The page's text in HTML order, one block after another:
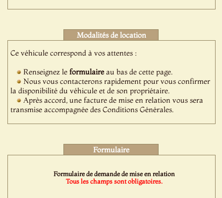
Modalités de location
Ce véhicule correspond à vos attentes :
Renseignez leformulaireau bas de cette page.
Nous vous contacterons rapidement pour vous confirmer
la disponibilité du véhicule et de son propriétaire.
Après accord, une facture de mise en relation vous sera
transmise accompagnée des Conditions Générales.
Formulaire
Formulaire de demande de mise en relation
Tous les champs sont obligatoires.